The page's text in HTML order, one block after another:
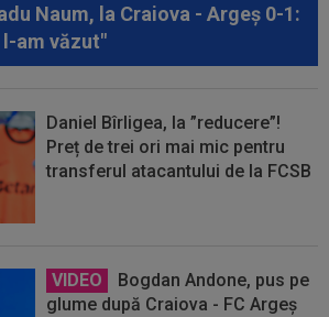
Naum, la Craiova - Argeș 0-1:
l-am văzut"
Daniel Bîrligea, la ”reducere”!
Preț de trei ori mai mic pentru
transferul atacantului de la FCSB
VIDEO
Bogdan Andone, pus pe
glume după Craiova - FC Argeș